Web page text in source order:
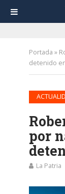
Portada »
detenido
por
La Patria